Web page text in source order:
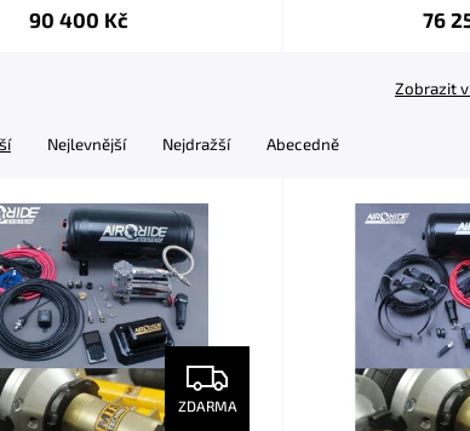
90 400 Kč 76
Zobrazit
Nejlevnější Nejdražší Abecedně
ZDARMA